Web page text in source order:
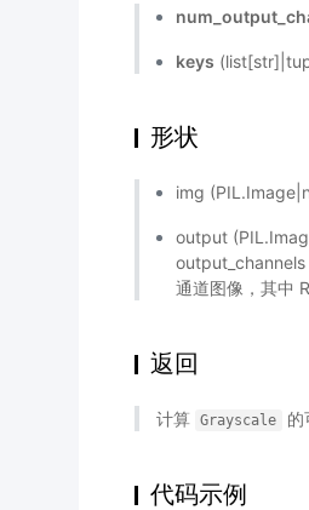
keys
形状
img
output
通道图像，其中
返回
计算 Grayscale 的
代码示例